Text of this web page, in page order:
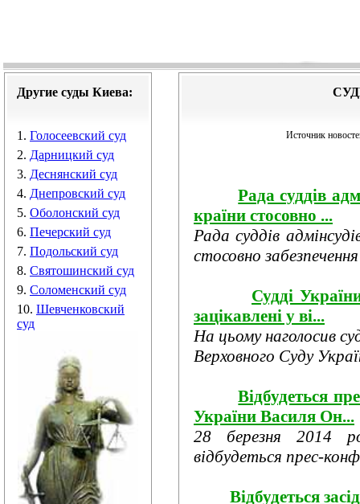
Другие суды Киева:
1. Голосеевский суд
2. Дарницкий суд
3. Деснянский суд
4. Днепровский суд
5. Оболонский суд
6. Печерский суд
7. Подольский суд
8. Святошинский суд
9. Соломенский суд
10. Шевченковский
суд
Источник
Рада суддів
країни стосовно ...
Рада суддів
стосовно
Судді
зацікавлені у ві...
На цьому наголосив
Верховного Суду
Відбудеться
України Василя Он...
28 березня 2014
відбудеться прес-
Відбудеться